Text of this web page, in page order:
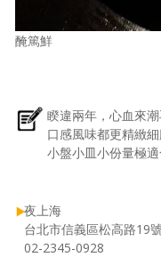
醃篤鮮
睽違兩年，心血來
口感風味都更精緻
小盤小皿小份量極
夜上海
台北市信義區松高路19
02-2345-0928